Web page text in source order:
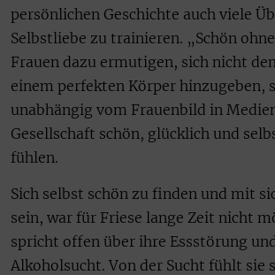
persönlichen Geschichte auch viele
Selbstliebe zu trainieren. „Schön
Frauen dazu ermutigen, sich nicht
einem perfekten Körper hinzugeben,
unabhängig vom Frauenbild in
Gesellschaft schön, glücklich und
fühlen.
Sich selbst schön zu finden und mit
sein, war für Friese lange Zeit nicht
spricht offen über ihre Essstörung
Alkoholsucht. Von der Sucht fühlt sie